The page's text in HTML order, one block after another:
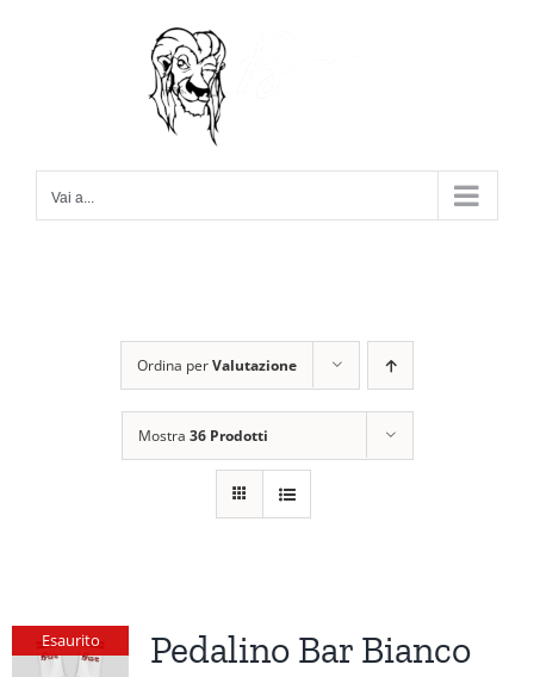
Vai a...
Ordina perValutazione
Mostra 36 Prodotti
Esaurito Pedalino Bar Bianco